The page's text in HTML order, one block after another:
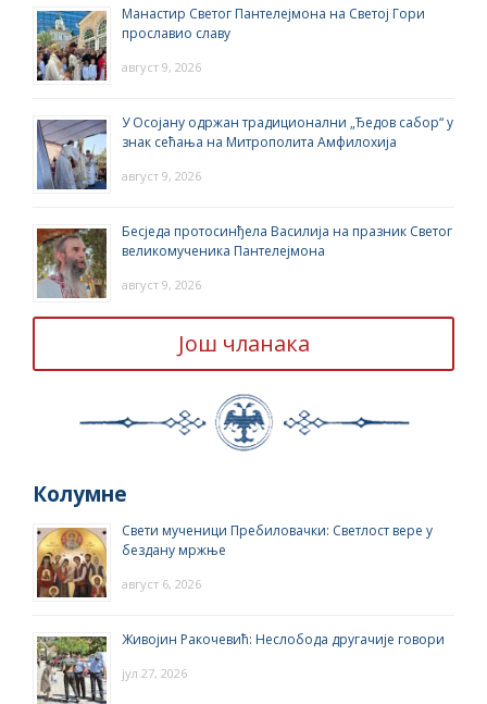
Манастир Светог Пантелејмона на Светој Гори
прославио славу
август 9, 2026
У Осојану одржан традиционални „Ђедов сабор“ у
знак сећања на Митрополита Амфилохија
август 9, 2026
Бесједа протосинђела Василија на празник Светог
великомученика Пантелејмона
август 9, 2026
Још чланака
Колумне
Свети мученици Пребиловачки: Светлост вере у
бездану мржње
август 6, 2026
Живојин Ракочевић: Неслобода другачије говори
јул 27, 2026